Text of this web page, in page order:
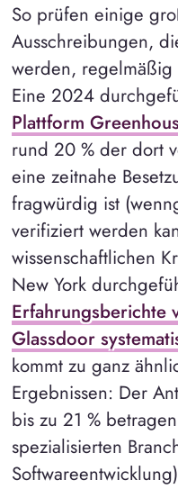
So prüfen einige
Ausschreibungen,
werden, regelmäßig
Eine 2024
Plattform
rund 20 % der dort
eine zeitnahe
fragwürdig ist
verifiziert werden
wissenschaftlichen
New York
Erfahrungsberichte
Glassdoor
kommt zu ganz
Ergebnissen: Der
bis zu 21 %
spezialisierten